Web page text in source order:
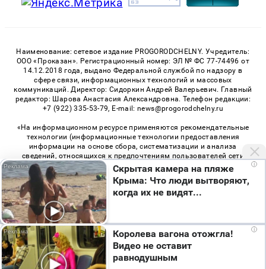
Наименование: сетевое издание PROGORODCHELNY. Учредитель:
ООО «Проказан». Регистрационный номер: ЭЛ № ФС 77-74496 от
14.12.2018 года, выдано Федеральной службой по надзору в
сфере связи, информационных технологий и массовых
коммуникаций. Директор: Сидоркин Андрей Валерьевич. Главный
редактор: Шарова Анастасия Александровна. Телефон редакции:
+7 (922) 335-53-79, E-mail: news@progorodchelny.ru
«На информационном ресурсе применяются рекомендательные
технологии (информационные технологии предоставления
информации на основе сбора, систематизации и анализа
сведений, относящихся к предпочтениям пользователей сети
«Интернет», находящихся на территории Российской
Федерации)». Правила применения рекомендательных
технологий в виджетах рекламно-обменной сети«СМИ2» (PDF),
«Sparrow» (PDF)
© 2026 «PROGorodChelny» | Все права защищены
Возрастная категория сайта 16+
Политика конфиденциальности
Мы используем cookie. Во время посещения сайта
вы соглашаетесь с тем, что мы обрабатываем
ваши персональные данные с использованием
метрик Яндекс Метрика, top.mail.ru, LiveInternet.
i
Скрытая камера на пляже
Крыма: Что люди вытворяют,
когда их не видят...
i
Королева вагона отожгла!
Видео не оставит
равнодушным